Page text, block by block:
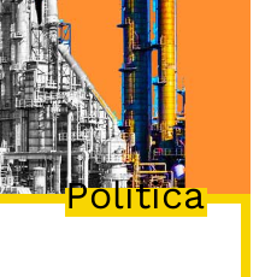
Politica